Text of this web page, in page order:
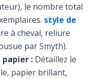
le nombre total
style de
à cheval, reliure
par Smyth).
papier : Détaillez le
papier brillant,